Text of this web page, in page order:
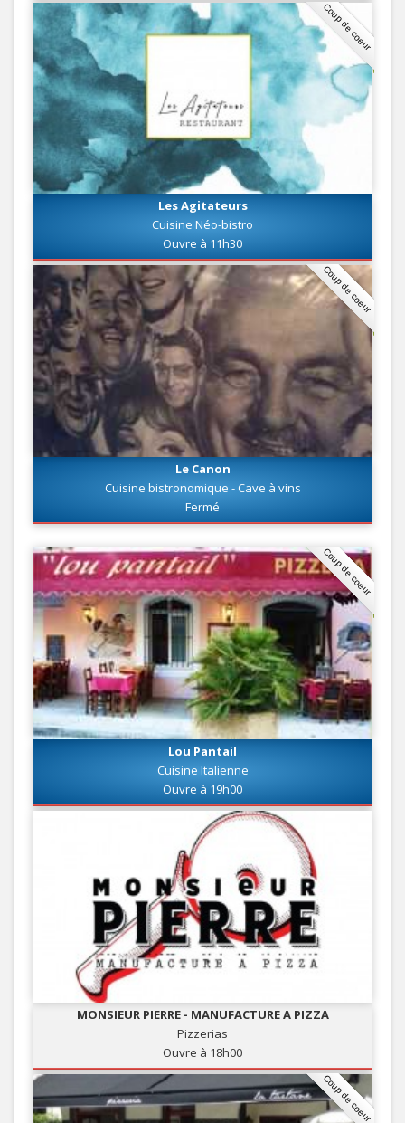
Coup de coeur
Les Agitateurs
Cuisine Néo-bistro
Ouvre à 11h30
Coup de coeur
Le Canon
Cuisine bistronomique - Cave à vins
Fermé
Coup de coeur
Lou Pantail
Cuisine Italienne
Ouvre à 19h00
MONSIEUR PIERRE - MANUFACTURE A PIZZA
Pizzerias
Ouvre à 18h00
Coup de coeur